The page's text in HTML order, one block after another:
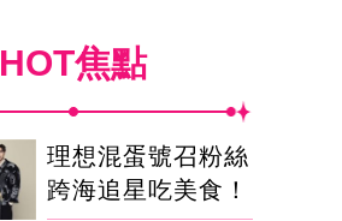
HOT焦點
理想混蛋號召粉絲
跨海追星吃美食！